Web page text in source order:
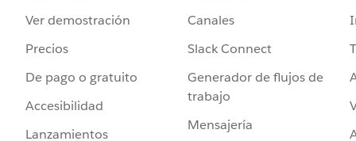
Ver demostración
Precios
De pago o gratuito
Accesibilidad
Lanzamientos
Canales
Slack Connect
Generador de flujos de
trabajo
Mensajería